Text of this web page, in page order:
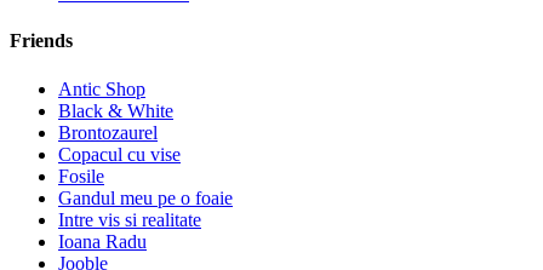
Friends
Antic Shop
Black & White
Brontozaurel
Copacul cu vise
Fosile
Gandul meu pe o foaie
Intre vis si realitate
Ioana Radu
Jooble